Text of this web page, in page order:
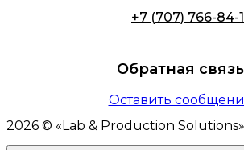
+7 (707) 766-84-
Обратная связь
Оставить
2026 © « Lab & Production Solutions